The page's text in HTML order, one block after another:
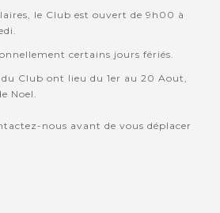
le Club est ouvert de 9h00 à
certains jours fériés.
Club ont lieu du 1er au 20 Aout,
Noel.
nous avant de vous déplacer